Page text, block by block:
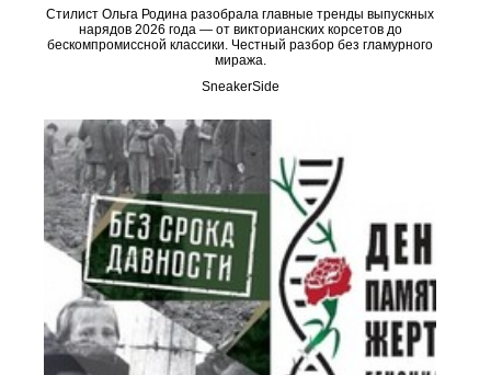
Стилист Ольга Родина разобрала главные тренды выпускных
нарядов 2026 года — от викторианских корсетов до
бескомпромиссной классики. Честный разбор без гламурного
миража.
SneakerSide